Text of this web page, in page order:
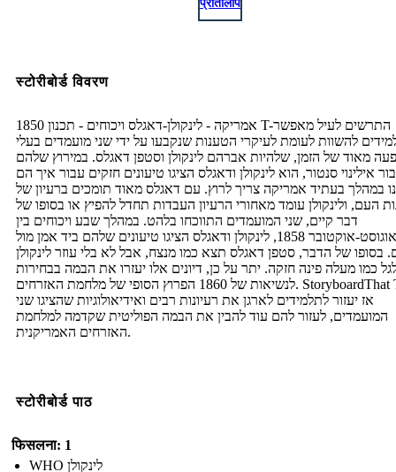
स्टोरीबोर्ड विवरण
1850 אמריקה - לינקולן-דאגלס ויכוחים - תכנון T-התרשים לעיל מאפשר
להשוות לעומת לעיקרי הטענות שנקבעו על ידי שני מועמדים בעלי
מאוד של הזמן, שלהיות אברהם לינקולן וסטפן דאגלס. במירוץ שלהם
אילינוי סנטור, הוא לינקולן ודאגלס הציגו טיעונים חזקים עבור איך הם
במהלך בעתיד אמריקה צריך לרוץ. עם דאגלס מאוד תומכים ברעיון של
העם, ולינקולן עומד מאחורי הרעיון העבדות תחדל להפיץ או בסופו של
דבר קיים, שני המועמדים התווכחו בלהט. במהלך שבע ויכוחים בין
אוגוסט-אוקטובר 1858, לינקולן ודאגלס הציגו טיעונים שלהם ביד אמן מול
בסופו של הדבר, סטפן דאגלס תצא כמו מנצח, אבל לא בלי עוזר לינקולן
כמו מעלה פינה חזקה. יתר על כן, דיונים אלו יעזרו את הבמה בבחירות
לנשיאות של 1860 הפרוץ הסופי של מלחמת האזרחים. StoryboardThat T-אילן
אז יעזור לתלמידים לארגן את רעיונות רבים ואידיאולוגיות שהציגו שני
המועמדים, לעזור להם עוד להבין את הבמה הפוליטית שקדמה למלחמת
האזרחים האמריקנית.
स्टोरीबोर्ड पाठ
फिसलना: 1
WHO לינקולן